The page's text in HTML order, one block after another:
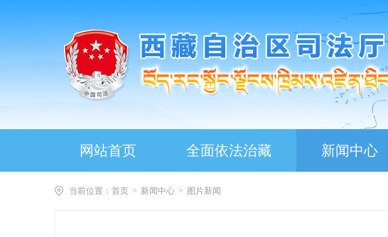
网站首页 全面依法治藏 新闻中心
当前位置： 首页 > 新闻中心 > 图片新闻